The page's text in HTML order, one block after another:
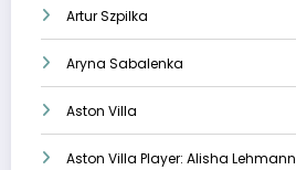
Artur Szpilka
Aryna Sabalenka
Aston Villa
Aston Villa Player: Alisha Lehmann